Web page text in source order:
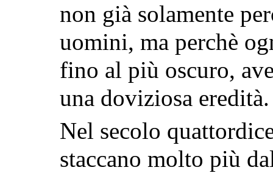
non già solamente
uomini, ma perchè
fino al più oscuro,
una doviziosa eredità.
Nel secolo
staccano molto più